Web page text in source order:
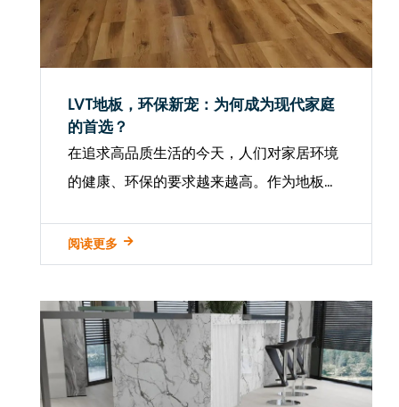
LVT地板，环保新宠：为何成为现代家庭
的首选？
在追求高品质生活的今天，人们对家居环境
的健康、环保的要求越来越高。作为地板装
Vinyl Tile）以其优异的绿色环保特性，逐渐
成为现代家庭保障健康的首选。 核心优势
LVT地板...
阅读更多